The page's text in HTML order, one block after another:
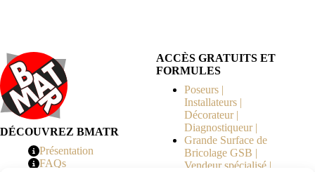
DÉCOUVREZ BMATR
Présentation
FAQs
ACCÈS GRATUITS ET
FORMULES
Poseurs |
Installateurs |
Décorateur |
Diagnostiqueur |
Grande Surface de
Bricolage GSB |
Vendeur spécialisé |